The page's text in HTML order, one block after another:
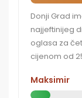
Donji Grad
najjeftinijeg
oglasa za
cijenom od
Maksimir